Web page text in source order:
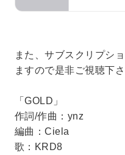
また、サブスクリプシ
ますので是非ご視聴下さ
「GOLD」
作詞/作曲：ynz
編曲：Ciela
歌：KRD8